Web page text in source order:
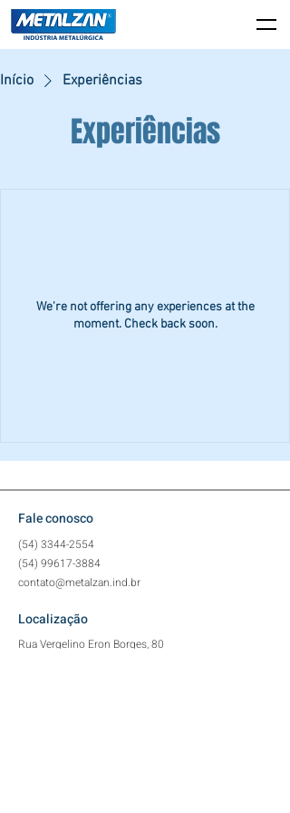
Início Experiências
Experiências
We're not offering any experiences at the
moment. Check back soon.
Fale conosco
(54) 3344-2554
(54) 99617-3884
contato@metalzan.ind.br
Localização
Rua Vergelino Eron Borges, 80